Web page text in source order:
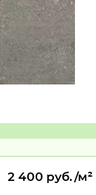
Код:
828715
2 400 руб./м²